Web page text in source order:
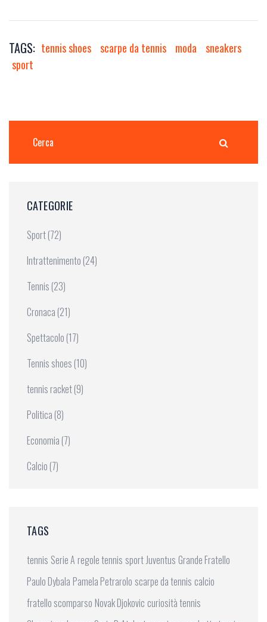
TAGS: tennis shoes scarpe da tennis moda
sneakers
sport
CATEGORIE
Sport(72)
Intrattenimento (24)
Tennis (23)
Cronaca (21)
Spettacolo (17)
Tennis shoes (10)
tennis racket(9)
Politica (8)
Economia (7)
Calcio (7)
TAGS
tennis Serie A regole tennis sportJuventus Grande Fratello
Paulo Dybala Pamela Petrarolo scarpe da tennis calcio
fratello scomparso Novak Djokovic curiosità tennis